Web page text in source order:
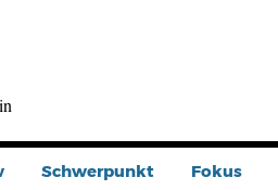
Schwerpunkt Fokus